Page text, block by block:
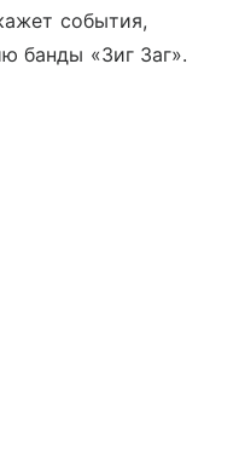
события,
банды «Зиг Заг».